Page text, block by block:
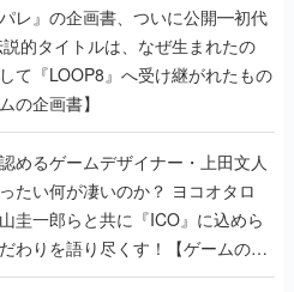
パレ』の企画書、ついに公開━初代
説的タイトルは、なぜ生まれたの
て『LOOP8』へ受け継がれたもの
の企画書】
めるゲームデザイナー・上田文人
たい何が凄いのか？ ヨコオタロ
圭一郎らと共に『ICO』に込めら
わりを語り尽くす！【ゲームの企